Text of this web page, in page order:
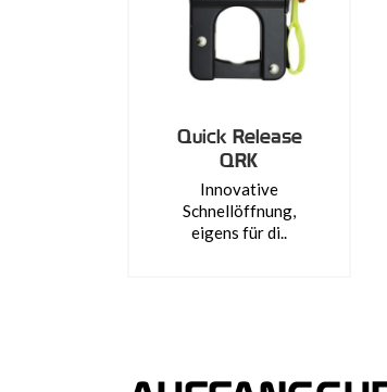
Quick Release
QRK
Innovative
Schnellöffnung,
eigens für di..